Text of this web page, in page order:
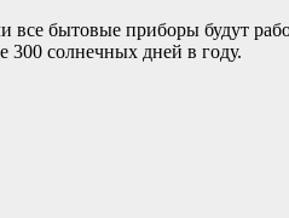
бытовые приборы будут
солнечных дней в году.